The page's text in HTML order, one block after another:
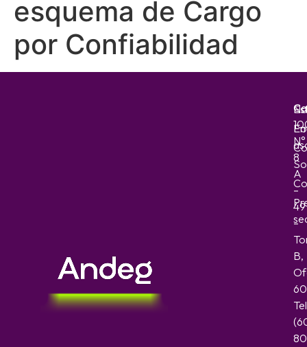
esquema de Cargo
por Confiabilidad
N°
8
A
–
49
–
B,